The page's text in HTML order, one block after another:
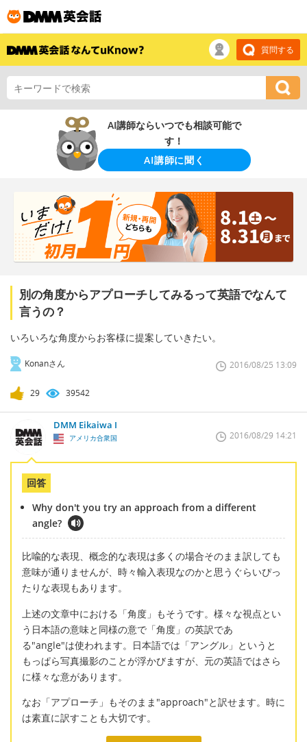
質問する
AI講師ならいつでも相談可能で
す！
AI講師に聞く
別の角度からアプローチしてみるって英語でなんて
言うの？
いろいろな角度からお客様に提案していきたい。
Konanさん 2016/08/25 13:09
29 39542
DMM Eikaiwa I
アメリカ合衆国 2016/08/29 14:21
回答
Why don't you try an approach from a different
angle?
比喩的な表現、概念的な表現は多くの場合そのまま訳しても
意味が通りませんが、時々輸入表現なのかと思うぐらいぴっ
たりな表現もあります。
上述の文章中における「角度」もそうです。様々な視点とい
う日本語の意味と同様の意で「角度」の英訳であ
る"angle"は使われます。日本語では「アングル」というと
もっぱら写真撮影のことが浮かびますが、元の英語ではさら
に様々な意があります。
なお「アプローチ」もそのまま"approach"と訳せます。時に
は素直に訳すことも大切です。